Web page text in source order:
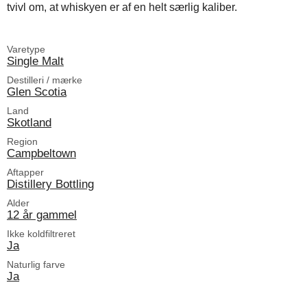
tvivl om, at whiskyen er af en helt særlig kaliber.
Varetype
Single Malt
Destilleri / mærke
Glen Scotia
Land
Skotland
Region
Campbeltown
Aftapper
Distillery Bottling
Alder
12 år gammel
Ikke koldfiltreret
Ja
Naturlig farve
Ja